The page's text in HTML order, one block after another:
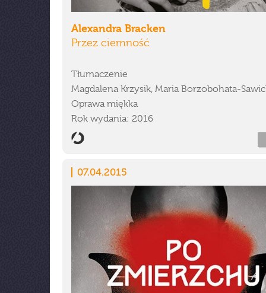
Alexandra Bracken
Przez ciemność
Tłumaczenie
Magdalena Krzysik, Maria Borzobohata-
Oprawa miękka
Rok wydania: 2016
07.04.2015